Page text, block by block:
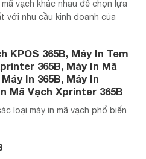
vạch khác nhau để chọn lựa
với nhu cầu kinh doanh của
KPOS 365B, Máy In Tem
365B, Máy In Mã
In 365B, Máy In
Mã Vạch Xprinter 365B
loại máy in mã vạch phổ biến